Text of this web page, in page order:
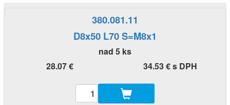
380.081.11
D8x50 L70 S=M8x1
nad 5 ks
28.07 €
34.53 € s DPH